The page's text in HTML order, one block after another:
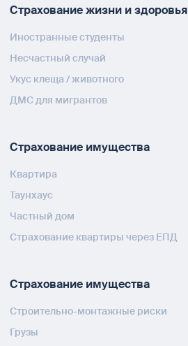
Страхование жизни и здоровья
Иностранные студенты
Несчастный случай
Укус клеща / животного
ДМС для мигрантов
Страхование имущества
Квартира
Таунхаус
Частный дом
Страхование квартиры через ЕПД
Страхование имущества
Строительно-монтажные риски
Грузы